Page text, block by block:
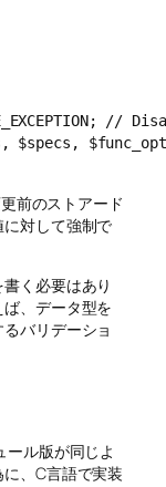
$specs,
前のストアード
対して強制で
く必要はあり
、データ型を
バリデーショ
ール版が同じよ
、C言語で実装